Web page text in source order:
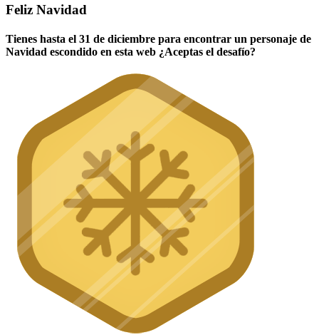
Feliz Navidad
Tienes hasta el 31 de diciembre para encontrar un personaje de
Navidad escondido en esta web ¿Aceptas el desafío?